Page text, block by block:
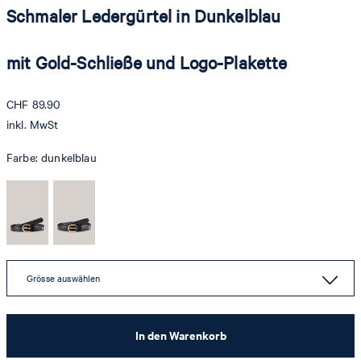
Schmaler Ledergürtel in Dunkelblau
mit Gold-Schließe und Logo-Plakette
CHF 89.90
inkl. MwSt
Farbe:dunkelblau
Grösse auswählen
In den Warenkorb